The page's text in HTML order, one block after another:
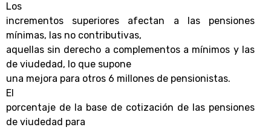
Los
incrementos superiores afectan a las pensiones
mínimas, las no contributivas,
aquellas sin derecho a complementos a mínimos y las
de viudedad, lo que supone
una mejora para otros 6 millones de pensionistas.
El
porcentaje de la base de cotización de las pensiones
de viudedad para